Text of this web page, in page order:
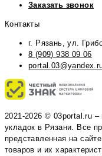
Заказать звонок
Контакты
г. Рязань, ул.
8 (909) 938 09 06
2021-2026 © 03portal.ru –
укладок в Рязани. Все
представленная на
товаров и их